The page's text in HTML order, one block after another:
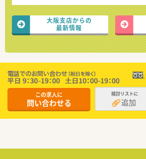
大阪支店からの
最新情報
この求人に
問い合わせる
検討リストに
追加